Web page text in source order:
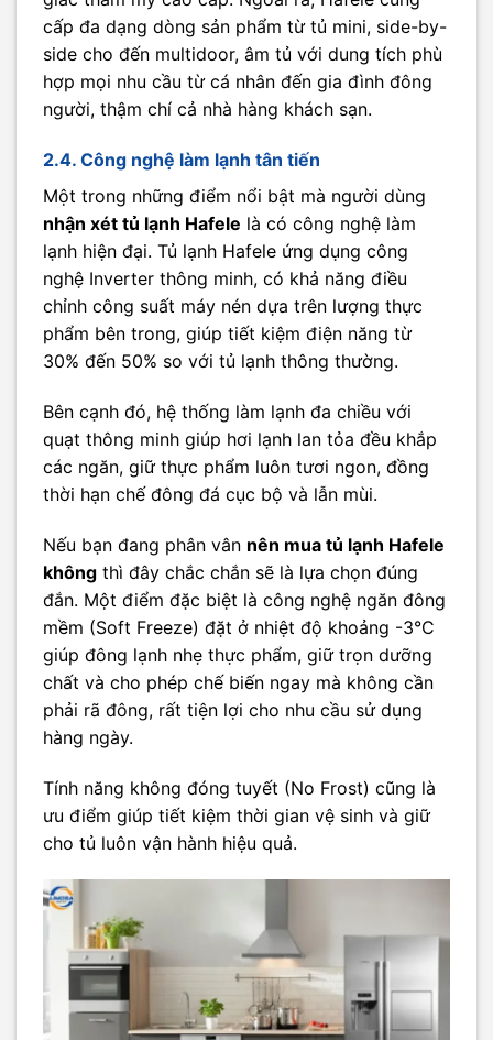
cấp đa dạng dòng sản phẩm từ tủ mini, side-by-
side cho đến multidoor, âm tủ với dung tích phù
hợp mọi nhu cầu từ cá nhân đến gia đình đông
người, thậm chí cả nhà hàng khách sạn.
2.4. Công nghệ làm lạnh tân tiến
Một trong những điểm nổi bật mà người dùng
nhận xét tủ lạnh Hafele là có công nghệ làm
lạnh hiện đại. Tủ lạnh Hafele ứng dụng công
nghệ Inverter thông minh, có khả năng điều
chỉnh công suất máy nén dựa trên lượng thực
phẩm bên trong, giúp tiết kiệm điện năng từ
30% đến 50% so với tủ lạnh thông thường.
Bên cạnh đó, hệ thống làm lạnh đa chiều với
quạt thông minh giúp hơi lạnh lan tỏa đều khắp
các ngăn, giữ thực phẩm luôn tươi ngon, đồng
thời hạn chế đông đá cục bộ và lẫn mùi.
Nếu bạn đang phân vân nên mua tủ lạnh Hafele
không thì đây chắc chắn sẽ là lựa chọn đúng
đắn. Một điểm đặc biệt là công nghệ ngăn đông
mềm (Soft Freeze) đặt ở nhiệt độ khoảng -3°C
giúp đông lạnh nhẹ thực phẩm, giữ trọn dưỡng
chất và cho phép chế biến ngay mà không cần
phải rã đông, rất tiện lợi cho nhu cầu sử dụng
hàng ngày.
Tính năng không đóng tuyết (No Frost) cũng là
ưu điểm giúp tiết kiệm thời gian vệ sinh và giữ
cho tủ luôn vận hành hiệu quả.